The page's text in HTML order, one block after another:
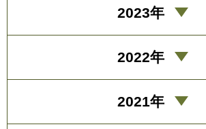
2023年
2022年
2021年